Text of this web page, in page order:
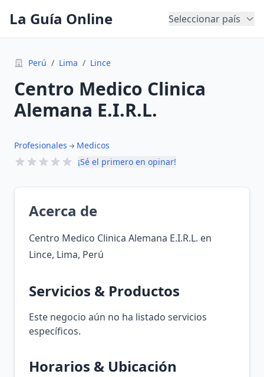
La Guía Online Seleccionar país
Perú / Lima / Lince
Centro Medico Clinica
Alemana E.I.R.L.
Profesionales
Medicos
¡Sé el primero en opinar!
Acerca de
Centro Medico Clinica Alemana E.I.R.L. en
Lince, Lima, Perú
Servicios & Productos
Este negocio aún no ha listado servicios
específicos.
Horarios & Ubicación